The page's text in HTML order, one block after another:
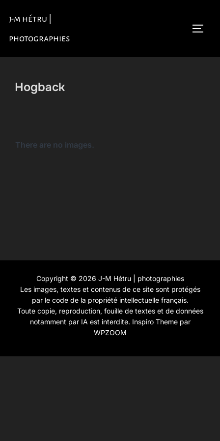
contenu
j-m hétru |
photographies
Hogback
There are no images.
Copyright © 2026 J-M Hétru | photographies
Les images, textes et contenus de ce site sont protégés
par le code de la propriété intellectuelle français.
Toute copie, reproduction, fouille de textes et de données
notamment par IA est interdite. Inspiro Themepar
WPZOOM